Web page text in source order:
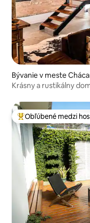
Bývanie v meste
Krásny a rustikálny
Najobľúbenejšie
Obľúbené medzi